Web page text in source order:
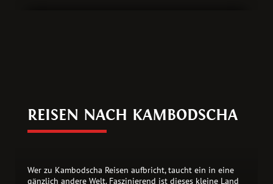
REISEN NACH KAMBODSCHA
Wer zu Kambodscha Reisen aufbricht, taucht ein in eine
gänzlich andere Welt. Faszinierend ist dieses kleine Land